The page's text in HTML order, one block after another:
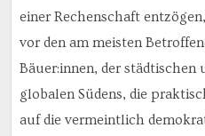
einer Rechenschaft
vor den am meisten
Bäuer:innen, der städtischen
globalen Südens, die
auf die vermeintlich